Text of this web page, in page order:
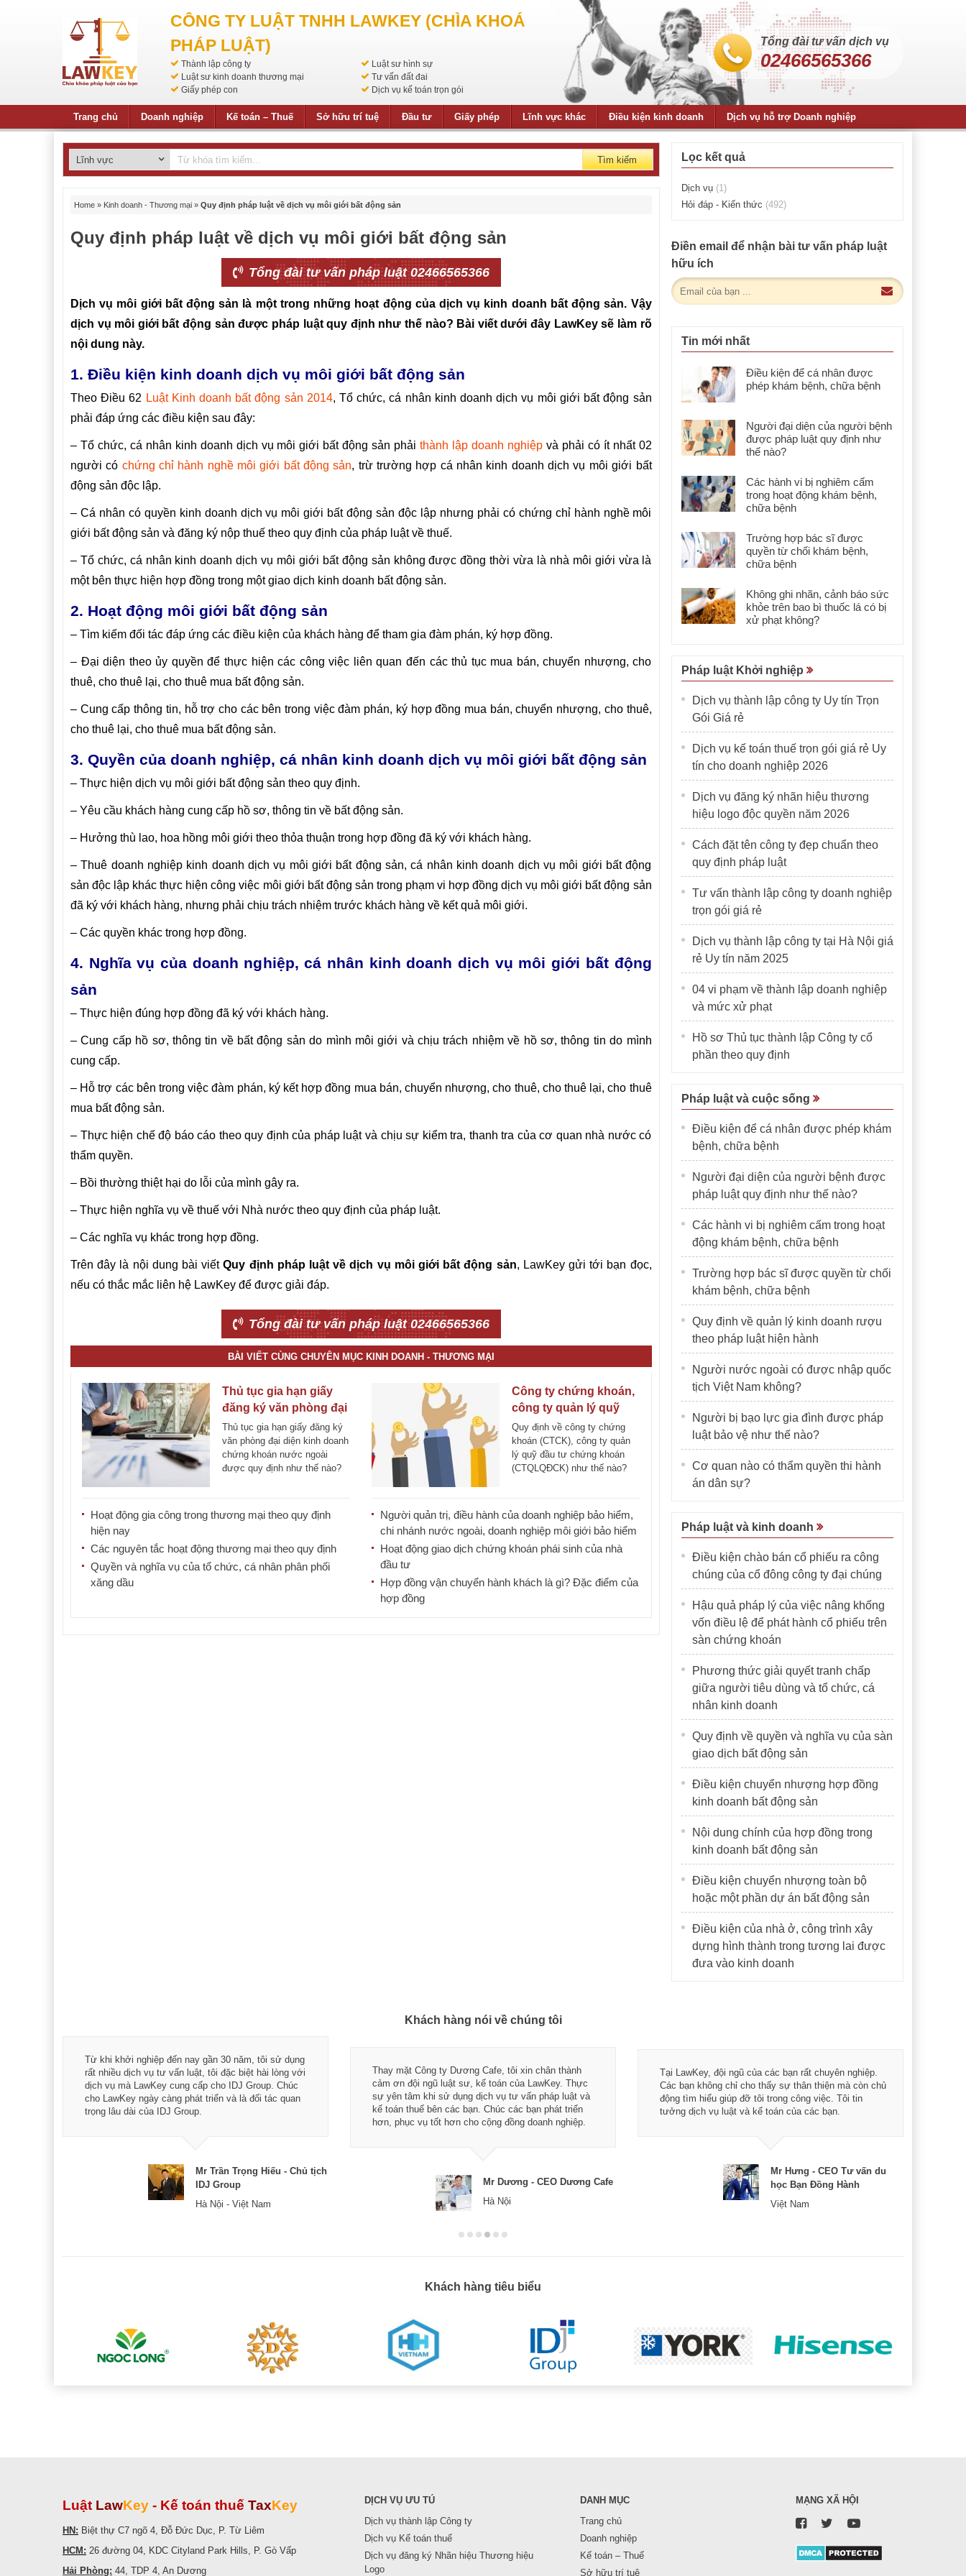
CÔNG TY LUẬT TNHH LAWKEY (CHÌA KHOÁ
PHÁP LUẬT)
Thành lập công ty
Luật sư hình sự
Luật sư kinh doanh thương mại
Tư vấn đất đai
Giấy phép con
Dịch vụ kế toán trọn gói
Tổng đài tư vấn dịch vụ
02466565366
Trang chủ Doanh nghiệp Kế toán – Thuế Sở hữu trí tuệ Đầu tư Giấy phép Lĩnh vực khác Điều kiện kinh doanh Dịch vụ hỗ trợ Doanh nghiệp
Tìm kiếm
Home » Kinh doanh - Thương mại » Quy định pháp luật về dịch vụ môi giới bất động sản
Quy định pháp luật về dịch vụ môi giới bất động sản
Tổng đài tư vấn pháp luật 02466565366
Dịch vụ môi giới bất động sản là một trong những hoạt động của dịch vụ kinh doanh bất động sản. Vậy
dịch vụ môi giới bất động sản được pháp luật quy định như thế nào? Bài viết dưới đây LawKey sẽ làm rõ
nội dung này.
1. Điều kiện kinh doanh dịch vụ môi giới bất động sản
Theo Điều 62 Luật Kinh doanh bất động sản 2014, Tổ chức, cá nhân kinh doanh dịch vụ môi giới bất động sản
phải đáp ứng các điều kiện sau đây:
– Tổ chức, cá nhân kinh doanh dịch vụ môi giới bất động sản phảithành lập doanh nghiệpvà phải có ít nhất 02
người có chứng chỉ hành nghề môi giới bất động sản, trừ trường hợp cá nhân kinh doanh dịch vụ môi giới bất
động sản độc lập.
– Cá nhân có quyền kinh doanh dịch vụ môi giới bất động sản độc lập nhưng phải có chứng chỉ hành nghề môi
giới bất động sản và đăng ký nộp thuế theo quy định của pháp luật về thuế.
– Tổ chức, cá nhân kinh doanh dịch vụ môi giới bất động sản không được đồng thời vừa là nhà môi giới vừa là
một bên thực hiện hợp đồng trong một giao dịch kinh doanh bất động sản.
2. Hoạt động môi giới bất động sản
– Tìm kiếm đối tác đáp ứng các điều kiện của khách hàng để tham gia đàm phán, ký hợp đồng.
– Đại diện theo ủy quyền để thực hiện các công việc liên quan đến các thủ tục mua bán, chuyển nhượng, cho
thuê, cho thuê lại, cho thuê mua bất động sản.
– Cung cấp thông tin, hỗ trợ cho các bên trong việc đàm phán, ký hợp đồng mua bán, chuyển nhượng, cho thuê,
cho thuê lại, cho thuê mua bất động sản.
3. Quyền của doanh nghiệp, cá nhân kinh doanh dịch vụ môi giới bất động sản
– Thực hiện dịch vụ môi giới bất động sản theo quy định.
– Yêu cầu khách hàng cung cấp hồ sơ, thông tin về bất động sản.
– Hưởng thù lao, hoa hồng môi giới theo thỏa thuận trong hợp đồng đã ký với khách hàng.
– Thuê doanh nghiệp kinh doanh dịch vụ môi giới bất động sản, cá nhân kinh doanh dịch vụ môi giới bất động
sản độc lập khác thực hiện công việc môi giới bất động sản trong phạm vi hợp đồng dịch vụ môi giới bất động sản
đã ký với khách hàng, nhưng phải chịu trách nhiệm trước khách hàng về kết quả môi giới.
– Các quyền khác trong hợp đồng.
4. Nghĩa vụ của doanh nghiệp, cá nhân kinh doanh dịch vụ môi giới bất động
sản
– Thực hiện đúng hợp đồng đã ký với khách hàng.
– Cung cấp hồ sơ, thông tin về bất động sản do mình môi giới và chịu trách nhiệm về hồ sơ, thông tin do mình
cung cấp.
– Hỗ trợ các bên trong việc đàm phán, ký kết hợp đồng mua bán, chuyển nhượng, cho thuê, cho thuê lại, cho thuê
mua bất động sản.
– Thực hiện chế độ báo cáo theo quy định của pháp luật và chịu sự kiểm tra, thanh tra của cơ quan nhà nước có
thẩm quyền.
– Bồi thường thiệt hại do lỗi của mình gây ra.
– Thực hiện nghĩa vụ về thuế với Nhà nước theo quy định của pháp luật.
– Các nghĩa vụ khác trong hợp đồng.
Trên đây là nội dung bài viếtQuy định pháp luật về dịch vụ môi giới bất động sản, LawKey gửi tới bạn đọc,
nếu có thắc mắc liên hệ LawKey để được giải đáp.
Tổng đài tư vấn pháp luật 02466565366
BÀI VIẾT CÙNG CHUYÊN MỤC KINH DOANH - THƯƠNG MẠI
Thủ tục gia hạn giấy
đăng ký văn phòng đại
diện kinh doanh chứng
khoán nước ngoài
Thủ tục gia hạn giấy đăng ký
văn phòng đại diện kinh doanh
chứng khoán nước ngoài
được quy định như thế nào?
Hoạt động gia công trong thương mại theo quy định
hiện nay
Các nguyên tắc hoạt động thương mại theo quy định
Quyền và nghĩa vụ của tổ chức, cá nhân phân phối
xăng dầu
Công ty chứng khoán,
công ty quản lý quỹ
đầu tư chứng khoán
Quy định về công ty chứng
khoán (CTCK), công ty quản
lý quỹ đầu tư chứng khoán
(CTQLQĐCK) như thế nào?
Người quản trị, điều hành của doanh nghiệp bảo hiểm,
chi nhánh nước ngoài, doanh nghiệp môi giới bảo hiểm
Hoạt động giao dịch chứng khoán phái sinh của nhà
đầu tư
Hợp đồng vận chuyển hành khách là gì? Đặc điểm của
hợp đồng
Lọc kết quả
Dịch vụ (1)
Hỏi đáp - Kiến thức (492)
Điền email để nhận bài tư vấn pháp luật
hữu ích
Tin mới nhất
Điều kiện để cá nhân được
phép khám bệnh, chữa bệnh
Người đại diện của người bệnh
được pháp luật quy định như
thế nào?
Các hành vi bị nghiêm cấm
trong hoạt động khám bệnh,
chữa bệnh
Trường hợp bác sĩ được
quyền từ chối khám bệnh,
chữa bệnh
Không ghi nhãn, cảnh báo sức
khỏe trên bao bì thuốc lá có bị
xử phạt không?
Pháp luật Khởi nghiệp
Dịch vụ thành lập công ty Uy tín Trọn
Gói Giá rẻ
Dịch vụ kế toán thuế trọn gói giá rẻ Uy
tín cho doanh nghiệp 2026
Dịch vụ đăng ký nhãn hiệu thương
hiệu logo độc quyền năm 2026
Cách đặt tên công ty đẹp chuẩn theo
quy định pháp luật
Tư vấn thành lập công ty doanh nghiệp
trọn gói giá rẻ
Dịch vụ thành lập công ty tại Hà Nội giá
rẻ Uy tín năm 2025
04 vi phạm về thành lập doanh nghiệp
và mức xử phạt
Hồ sơ Thủ tục thành lập Công ty cổ
phần theo quy định
Pháp luật và cuộc sống
Điều kiện để cá nhân được phép khám
bệnh, chữa bệnh
Người đại diện của người bệnh được
pháp luật quy định như thế nào?
Các hành vi bị nghiêm cấm trong hoạt
động khám bệnh, chữa bệnh
Trường hợp bác sĩ được quyền từ chối
khám bệnh, chữa bệnh
Quy định về quản lý kinh doanh rượu
theo pháp luật hiện hành
Người nước ngoài có được nhập quốc
tịch Việt Nam không?
Người bị bạo lực gia đình được pháp
luật bảo vệ như thế nào?
Cơ quan nào có thẩm quyền thi hành
án dân sự?
Pháp luật và kinh doanh
Điều kiện chào bán cổ phiếu ra công
chúng của cổ đông công ty đại chúng
Hậu quả pháp lý của việc nâng khống
vốn điều lệ để phát hành cổ phiếu trên
sàn chứng khoán
Phương thức giải quyết tranh chấp
giữa người tiêu dùng và tổ chức, cá
nhân kinh doanh
Quy định về quyền và nghĩa vụ của sàn
giao dịch bất động sản
Điều kiện chuyển nhượng hợp đồng
kinh doanh bất động sản
Nội dung chính của hợp đồng trong
kinh doanh bất động sản
Điều kiện chuyển nhượng toàn bộ
hoặc một phần dự án bất động sản
Điều kiện của nhà ở, công trình xây
dựng hình thành trong tương lai được
đưa vào kinh doanh
Khách hàng nói về chúng tôi
Từ khi khởi nghiệp đến nay gần 30 năm, tôi sử dụng
rất nhiều dịch vụ tư vấn luật, tôi đặc biệt hài lòng với
dịch vụ mà LawKey cung cấp cho IDJ Group. Chúc
cho LawKey ngày càng phát triển và là đối tác quan
trọng lâu dài của IDJ Group.
Mr Trần Trọng Hiếu - Chủ tịch
IDJ Group
Hà Nội - Việt Nam
Thay mặt Công ty Dương Cafe, tôi xin chân thành
cảm ơn đội ngũ luật sư, kế toán của LawKey. Thực
sự yên tâm khi sử dụng dịch vụ tư vấn pháp luật và
kế toán thuế bên các bạn. Chúc các bạn phát triển
hơn, phục vụ tốt hơn cho cộng đồng doanh nghiệp.
Mr Dương - CEO Dương Cafe
Hà Nội
Tại LawKey, đội ngũ của các bạn rất chuyên nghiệp.
Các bạn không chỉ cho thấy sự thân thiện mà còn chủ
động tìm hiểu giúp đỡ tôi trong công việc. Tôi tin
tưởng dịch vụ luật và kế toán của các bạn.
Mr Hưng - CEO Tư vấn du
học Bạn Đồng Hành
Việt Nam
Khách hàng tiêu biểu
Luật LawKey - Kế toán thuế TaxKey
HN: Biệt thự C7 ngõ 4, Đỗ Đức Dục, P. Từ Liêm
HCM: 26 đường 04, KDC Cityland Park Hills, P. Gò Vấp
Hải Phòng: 44, TDP 4, An Dương
DỊCH VỤ ƯU TÚ
Dịch vụ thành lập Công ty
Dịch vụ Kế toán thuế
Dịch vụ đăng ký Nhãn hiệu Thương hiệu
Logo
DANH MỤC
Trang chủ
Doanh nghiệp
Kế toán – Thuế
Sở hữu trí tuệ
MẠNG XÃ HỘI